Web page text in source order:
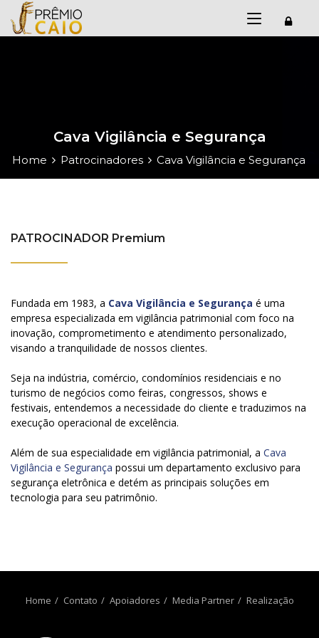
Cava Vigilância e Segurança
Home Patrocinadores Cava Vigilância e Segurança
PATROCINADOR Premium
Fundada em 1983, a Cava Vigilância e Segurança é uma
empresa especializada em vigilância patrimonial com foco na
inovação, comprometimento e atendimento personalizado,
visando a tranquilidade de nossos clientes.
Seja na indústria, comércio, condomínios residenciais e no
turismo de negócios como feiras, congressos, shows e
festivais, entendemos a necessidade do cliente e traduzimos na
execução operacional de excelência.
Além de sua especialidade em vigilância patrimonial, a Cava
Vigilância e Segurança possui um departamento exclusivo para
segurança eletrônica e detém as principais soluções em
tecnologia para seu patrimônio.
Home Contato Apoiadores Media Partner Realização